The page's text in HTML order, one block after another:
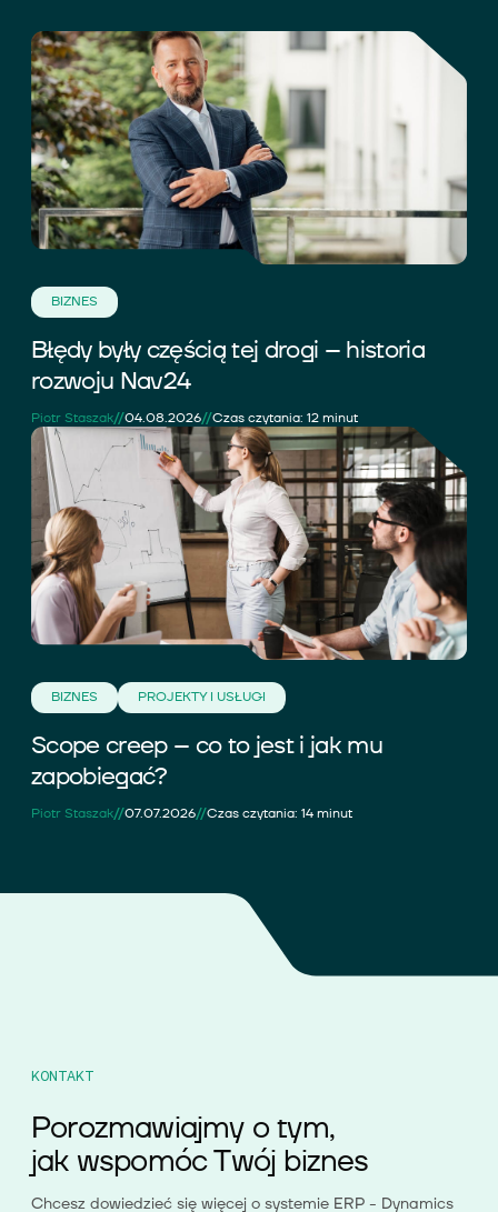
BIZNES
Błędy były częścią tej drogi – historia
rozwoju Nav24
Piotr Staszak//04.08.2026//Czas czytania: 12 minut
BIZNES PROJEKTY I USŁUGI
Scope creep – co to jest i jak mu
zapobiegać?
Piotr Staszak//07.07.2026//Czas czytania: 14 minut
KONTAKT
Porozmawiajmy o tym,
jak wspomóc Twój biznes
Chcesz dowiedzieć się więcej o systemie ERP - Dynamics